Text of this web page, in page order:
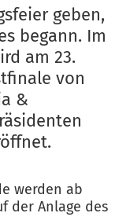
geben,
begann. Im
am 23.
von
&
werden ab
der Anlage des